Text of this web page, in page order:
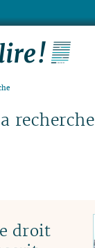
recherche
droit